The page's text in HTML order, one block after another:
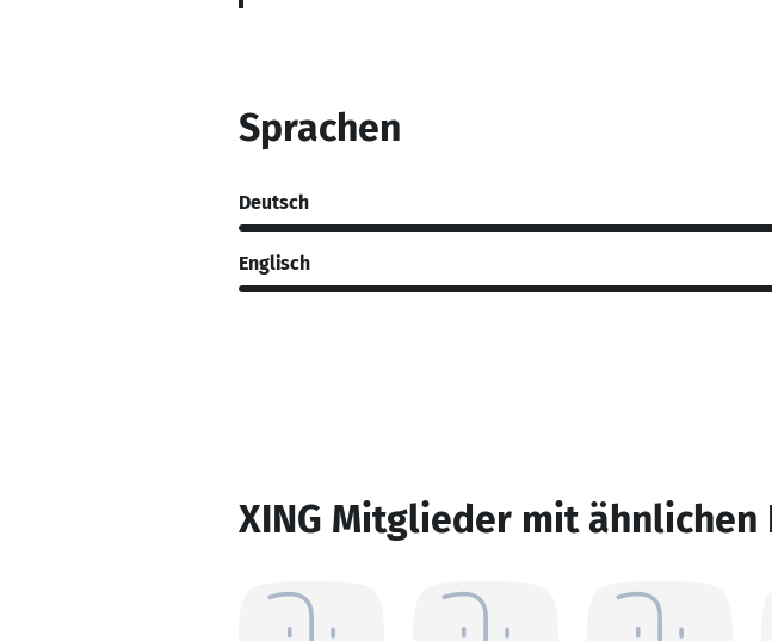
Sprachen
Deutsch
Englisch
XING Mitglieder mit